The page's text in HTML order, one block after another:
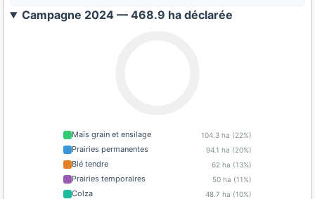
Campagne 2024 — 468.9 ha déclarée
Maïs grain et ensilage 104.3 ha (22%)
Prairies permanentes 94.1 ha (20%)
Blé tendre 62 ha (13%)
Prairies temporaires 50 ha (11%)
Colza 48.7 ha (10%)